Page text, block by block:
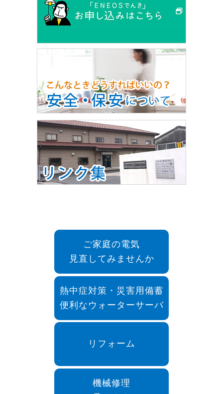
ご家庭の電気
見直してみませんか
熱中症対策・災害用備蓄
便利なウォーターサーバ
リフォーム
機械修理